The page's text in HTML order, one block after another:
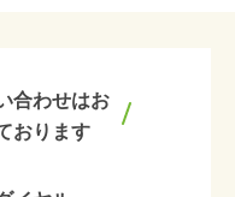
合わせはお
おります